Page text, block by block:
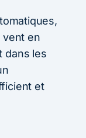
vent en
dans les
et